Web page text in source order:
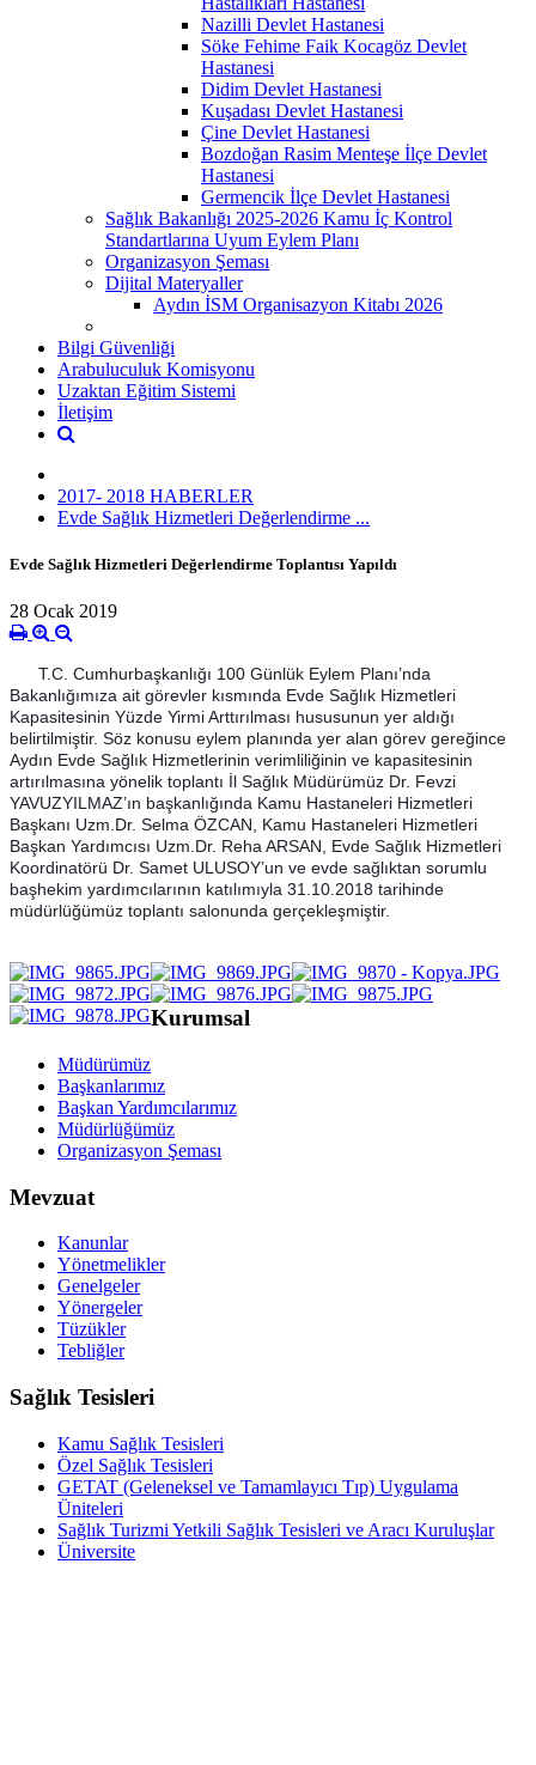
Nazilli Devlet Hastanesi
Söke Fehime Faik Kocagöz Devlet
Hastanesi
Didim Devlet Hastanesi
Kuşadası Devlet Hastanesi
Çine Devlet Hastanesi
Bozdoğan Rasim Menteşe İlçe Devlet
Hastanesi
Germencik İlçe Devlet Hastanesi
Sağlık Bakanlığı 2025-2026 Kamu İç Kontrol
Standartlarına Uyum Eylem Planı
Organizasyon Şeması
Dijital Materyaller
Aydın İSM Organisazyon Kitabı 2026
Bilgi Güvenliği
Arabuluculuk Komisyonu
Uzaktan Eğitim Sistemi
İletişim
2017- 2018 HABERLER
Evde Sağlık Hizmetleri Değerlendirme ...
Evde Sağlık Hizmetleri Değerlendirme Toplantısı Yapıldı
28 Ocak 2019
T.C. Cumhurbaşkanlığı 100 Günlük Eylem Planı’nda
Bakanlığımıza ait görevler kısmında Evde Sağlık Hizmetleri
Kapasitesinin Yüzde Yirmi Arttırılması hususunun yer aldığı
belirtilmiştir. Söz konusu eylem planında yer alan görev gereğince
Aydın Evde Sağlık Hizmetlerinin verimliliğinin ve kapasitesinin
artırılmasına yönelik toplantı İl Sağlık Müdürümüz Dr. Fevzi
YAVUZYILMAZ’ın başkanlığında Kamu Hastaneleri Hizmetleri
Başkanı Uzm.Dr. Selma ÖZCAN, Kamu Hastaneleri Hizmetleri
Başkan Yardımcısı Uzm.Dr. Reha ARSAN, Evde Sağlık Hizmetleri
Koordinatörü Dr. Samet ULUSOY’un ve evde sağlıktan sorumlu
başhekim yardımcılarının katılımıyla 31.10.2018 tarihinde
müdürlüğümüz toplantı salonunda gerçekleşmiştir.
Kurumsal
Müdürümüz
Başkanlarımız
Başkan Yardımcılarımız
Müdürlüğümüz
Organizasyon Şeması
Mevzuat
Kanunlar
Yönetmelikler
Genelgeler
Yönergeler
Tüzükler
Tebliğler
Sağlık Tesisleri
Kamu Sağlık Tesisleri
Özel Sağlık Tesisleri
GETAT (Geleneksel ve Tamamlayıcı Tıp) Uygulama
Üniteleri
Sağlık Turizmi Yetkili Sağlık Tesisleri ve Aracı Kuruluşlar
Üniversite